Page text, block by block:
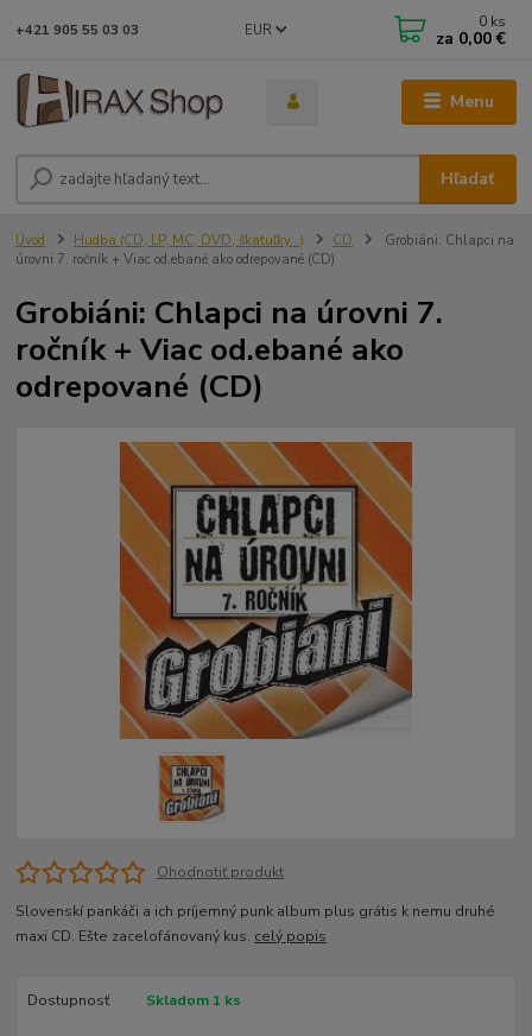
Menu
EUR
Hľadať
+421 905 55 03 03 0 ks
za 0,00 €
Úvod Hudba (CD, LP, MC, DVD, škatuľky...) CD
Grobiáni: Chlapci na
úrovni 7. ročník + Viac od.ebané ako odrepované (CD)
Grobiáni: Chlapci na úrovni 7.
ročník + Viac od.ebané ako
odrepované (CD)
Ohodnotiť produkt
Slovenskí pankáči a ich príjemný punk album plus grátis k nemu druhé
maxi CD. Ešte zacelofánovaný kus. celý popis
Dostupnosť Skladom 1 ks